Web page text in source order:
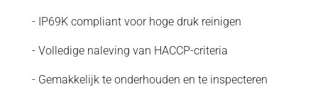
- IP69K compliant voor hoge druk reinigen
- Volledige naleving van HACCP-criteria
- Gemakkelijk te onderhouden en te inspecteren